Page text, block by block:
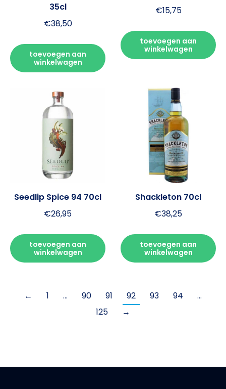
35cl
€38,50
toevoegen aan
winkelwagen
€15,75
toevoegen aan
winkelwagen
Seedlip Spice 94 70cl
€26,95
toevoegen aan
winkelwagen
Shackleton 70cl
€38,25
toevoegen aan
winkelwagen
← 1 … 90 91 92 93 94
…
125
→